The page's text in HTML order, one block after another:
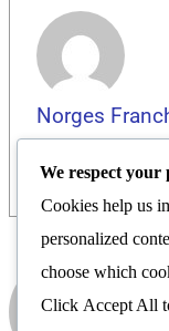
Norges
We respect your
Cookies help us
personalized
choose which
Click Accept All